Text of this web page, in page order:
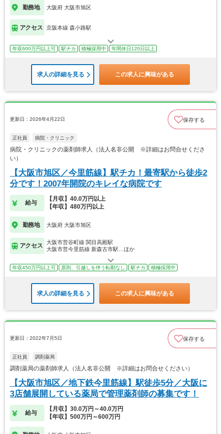
勤務地 大阪府 大阪市旭区
アクセス 京阪本線 森小路駅
年収600万円以上可 駅チカ 積極採用中 年間休日120日以上
求人の詳細を見る この求人に興味がある
更新日：2026年4月22日 保存する
正社員 病院・クリニック
病院・クリニックの薬剤師求人（法人名非公開 ※詳細はお問合せくださ
い）
【大阪市旭区／今里筋線】駅チカ！最寄駅から徒歩2
分です！2007年開院のキレイな病院です
給与
【月収】40.0万円以上
【年収】480万円以上
勤務地 大阪府 大阪市旭区
アクセス
大阪市営谷町線 関目高殿駅
大阪市営今里筋線 新森古市駅…ほか
年収450万円以上可 原則、引越しを伴う転勤なし 駅チカ 積極採用中
求人の詳細を見る この求人に興味がある
更新日：2022年7月5日 保存する
正社員 調剤薬局
調剤薬局の薬剤師求人（法人名非公開 ※詳細はお問合せください）
【大阪市旭区／地下鉄今里筋線】駅徒歩5分／大阪に
3店舗展開している薬局で管理薬剤師の募集です！
給与
【月収】30.0万円～40.0万円
【年収】500万円～600万円